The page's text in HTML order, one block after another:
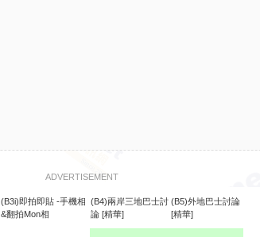
ADVERTISEMENT
(B3i)即拍即貼 -手機相
&翻拍Mon相
(B4)兩岸三地巴士討
論 [精華]
(B5)外地巴士討論
[精華]